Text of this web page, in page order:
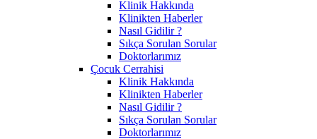
Klinik Hakkında
Klinikten Haberler
Nasıl Gidilir ?
Sıkça Sorulan Sorular
Doktorlarımız
Çocuk Cerrahisi
Klinik Hakkında
Klinikten Haberler
Nasıl Gidilir ?
Sıkça Sorulan Sorular
Doktorlarımız